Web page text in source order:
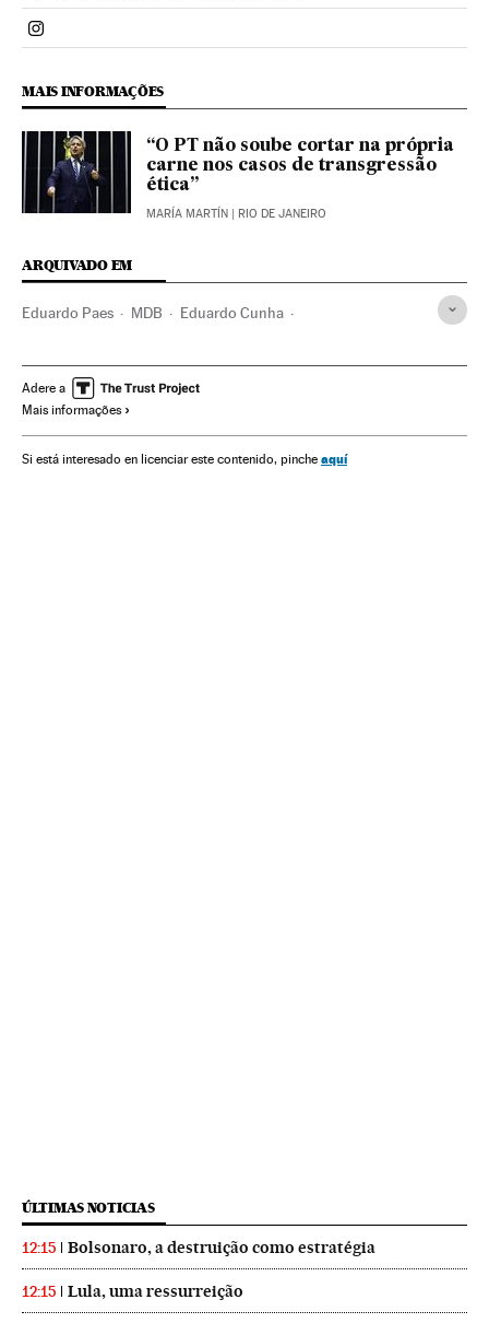
Politica El País Brasil en Instagram
MAIS INFORMAÇÕES
“O PT não soube cortar na própria
carne nos casos de transgressão
ética”
MARÍA MARTÍN | RIO DE JANEIRO
ARQUIVADO EM
Eduardo Paes MDB Eduardo Cunha
Rio de Janeiro Eleições Brasil
Estado Rio de Janeiro
Violência Brasil Partidos políticos Eleições
Adere a
Mais informações
Si está interesado en licenciar este contenido, pinche aquí
ÚLTIMAS NOTICIAS
12:15 Bolsonaro, a destruição como estratégia
12:15 Lula, uma ressurreição